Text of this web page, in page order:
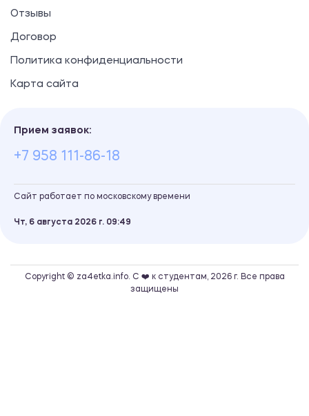
Отзывы
Договор
Политика конфиденциальности
Карта сайта
Прием заявок:
+7 958 111-86-18
Сайт работает по московскому времени
Чт, 6 августа 2026 г. 09:49
Copyright © za4etka.info. С ❤️ к студентам, 2026 г. Все права
защищены